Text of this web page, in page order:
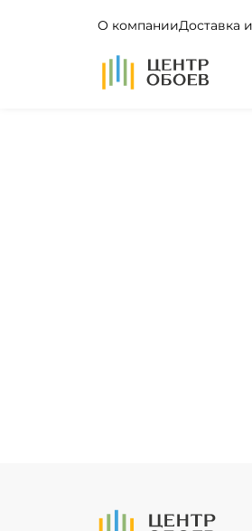
О компанииДоставка
На Главную
На Главную